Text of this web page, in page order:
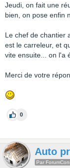
Jeudi, on fait une
bien, on pose enfin
Le chef de chantier
est le carreleur, et
vite ensuite... on l'a
Merci de votre
0
Auto
Par